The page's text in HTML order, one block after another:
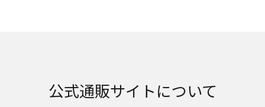
公式通販サイトについて